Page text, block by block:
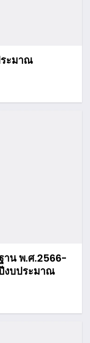
ะมาณ
น พ.ศ.2566-
งบประมาณ